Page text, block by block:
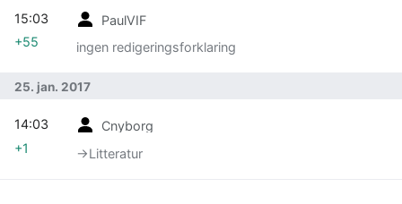
PaulVIF
ingen redigeringsforklaring
15:03
+55
25. jan. 2017
Cnyborg
→‎Litteratur
14:03
+1